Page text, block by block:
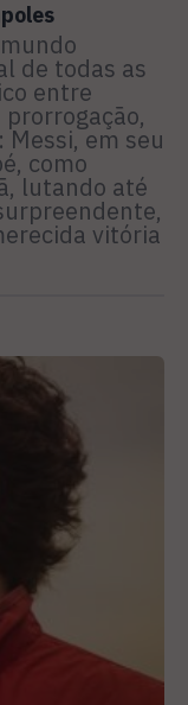
de todas as
entre
em seu
como
lutando até
vitória